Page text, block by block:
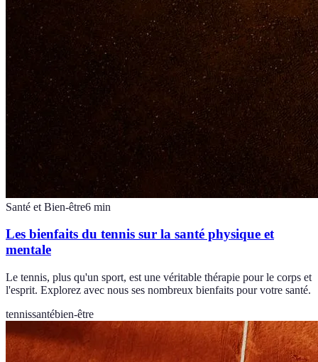
Santé et Bien-être6 min
Les bienfaits du tennis sur la santé physique et
mentale
Le tennis, plus qu'un sport, est une véritable thérapie pour le corps et
l'esprit. Explorez avec nous ses nombreux bienfaits pour votre santé.
tennissantébien-être